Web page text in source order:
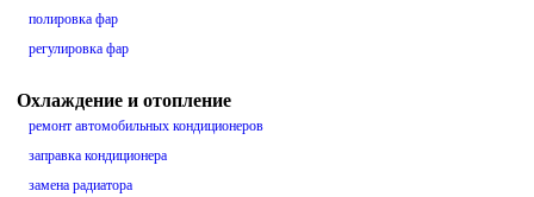
полировка фар
регулировка фар
Охлаждение и отопление
ремонт автомобильных кондиционеров
заправка кондиционера
замена радиатора